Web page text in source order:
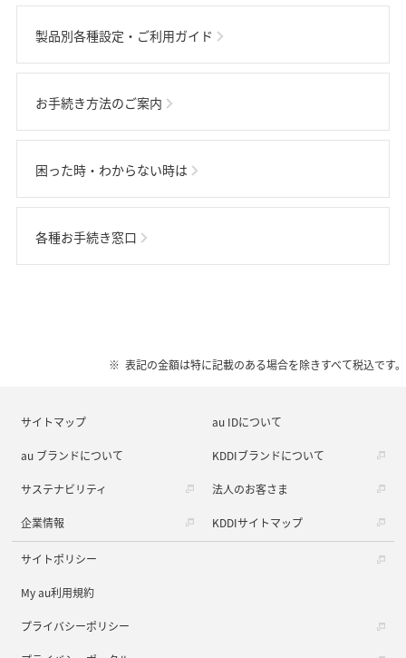
製品別各種設定・ご利用ガイド
お手続き方法のご案内
困った時・わからない時は
各種お手続き窓口
表記の金額は特に記載のある場合を除きすべて税込です。
サイトマップ au IDについて
au ブランドについて KDDIブランドについて
サステナビリティ 法人のお客さま
企業情報 KDDIサイトマップ
サイトポリシー
My au利用規約
プライバシーポリシー